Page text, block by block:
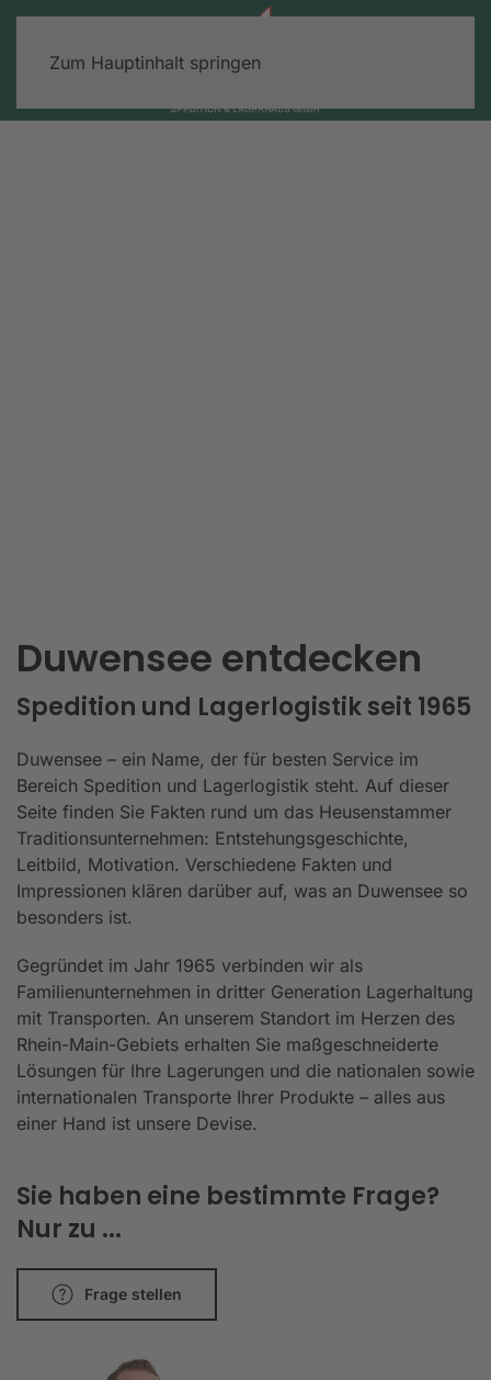
Zum Hauptinhalt springen
Duwensee entdecken
Spedition und Lagerlogistik seit 1965
Duwensee – ein Name, der für besten Service im
Bereich Spedition und Lagerlogistik steht. Auf dieser
Seite finden Sie Fakten rund um das Heusenstammer
Traditionsunternehmen: Entstehungsgeschichte,
Leitbild, Motivation. Verschiedene Fakten und
Impressionen klären darüber auf, was an Duwensee so
besonders ist.
Gegründet im Jahr 1965 verbinden wir als
Familienunternehmen in dritter Generation Lagerhaltung
mit Transporten. An unserem Standort im Herzen des
Rhein-Main-Gebiets erhalten Sie maßgeschneiderte
Lösungen für Ihre Lagerungen und die nationalen sowie
internationalen Transporte Ihrer Produkte – alles aus
einer Hand ist unsere Devise.
Sie haben eine bestimmte Frage?
Nur zu ...
Frage stellen